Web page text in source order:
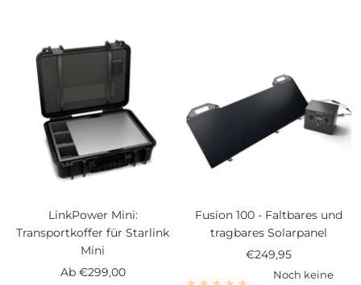
LinkPower Mini:
Transportkoffer für Starlink
Mini
Angebotspreis
Ab €299,00
Fusion 100 - Faltbares und
tragbares Solarpanel
Angebotspreis
€249,95
Noch keine